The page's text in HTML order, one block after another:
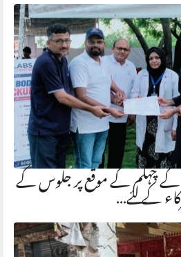
کے چہلم کے موقع پر جلوس کے
کے لئے…